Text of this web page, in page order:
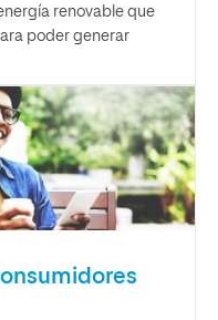
renovable que
poder generar